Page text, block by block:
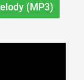
(MP3)